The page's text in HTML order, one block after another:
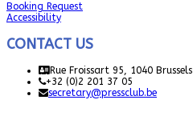
Booking Request
Accessibility
CONTACT US
Rue Froissart 95, 1040 Brussels
+32 (0)2 201 37 05
secretary@pressclub.be